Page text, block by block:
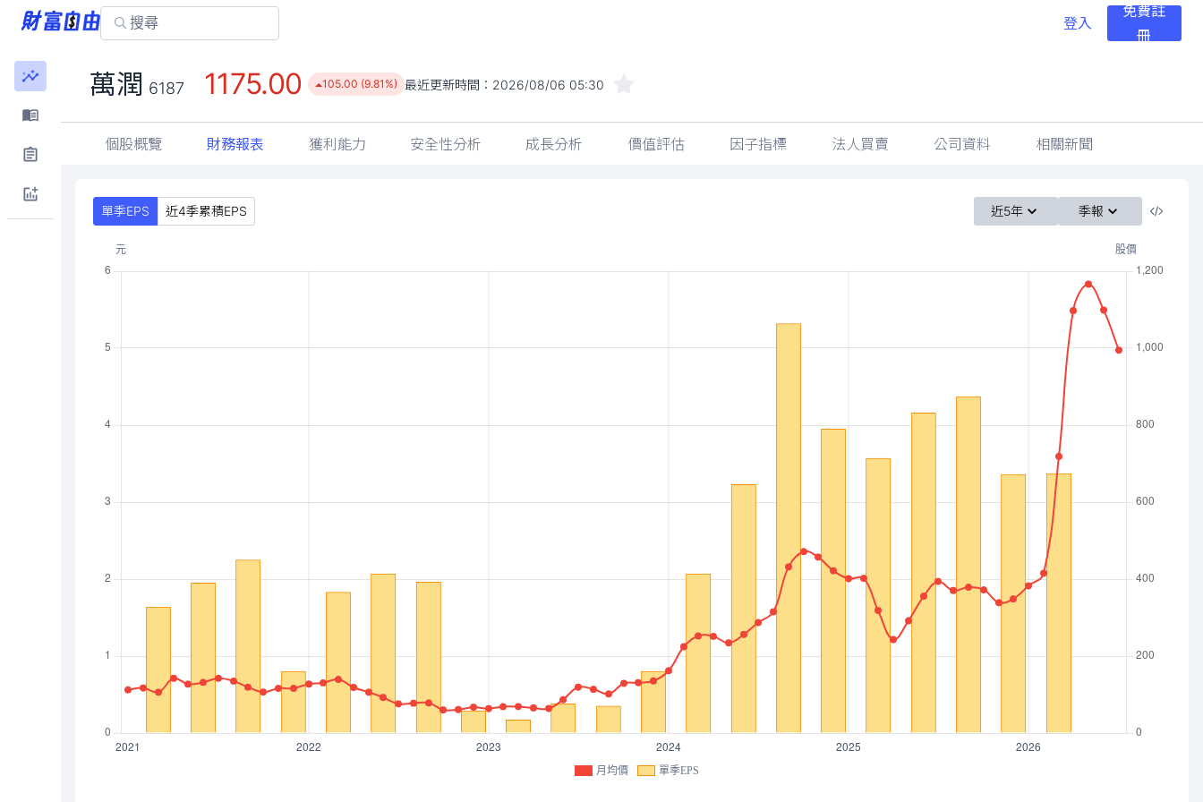
登入
免費註
冊
萬潤 6187 1175.00 105.00 (9.81%) 最近更新時間： 2026/08/06 05:30
個股概覽 財務報表 獲利能力 安全性分析 成長分析 價值評估 因子指標 法人買賣 公司資料 相關新聞
單季EPS 近4季累積EPS 近5年 季報
月均價 單季EPS